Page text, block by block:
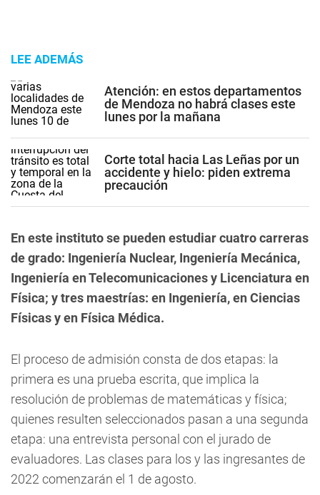
LEE ADEMÁS
Atención: en estos departamentos
de Mendoza no habrá clases este
lunes por la mañana
Corte total hacia Las Leñas por un
accidente y hielo: piden extrema
precaución
En este instituto se pueden estudiar cuatro carreras
de grado: Ingeniería Nuclear, Ingeniería Mecánica,
Ingeniería en Telecomunicaciones y Licenciatura en
Física; y tres maestrías: en Ingeniería, en Ciencias
Físicas y en Física Médica.
El proceso de admisión consta de dos etapas: la
primera es una prueba escrita, que implica la
resolución de problemas de matemáticas y física;
quienes resulten seleccionados pasan a una segunda
etapa: una entrevista personal con el jurado de
evaluadores. Las clases para los y las ingresantes de
2022 comenzarán el 1 de agosto.